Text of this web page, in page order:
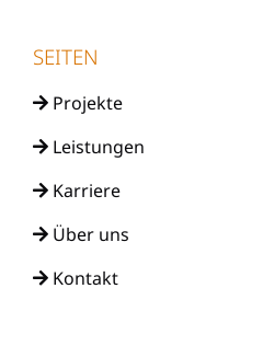
SEITEN
Projekte
Leistungen
Karriere
Über uns
Kontakt